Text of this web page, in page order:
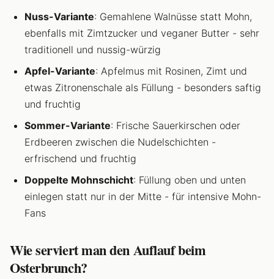
Nuss-Variante: Gemahlene Walnüsse statt Mohn,
ebenfalls mit Zimtzucker und veganer Butter - sehr
traditionell und nussig-würzig
Apfel-Variante: Apfelmus mit Rosinen, Zimt und
etwas Zitronenschale als Füllung - besonders saftig
und fruchtig
Sommer-Variante: Frische Sauerkirschen oder
Erdbeeren zwischen die Nudelschichten -
erfrischend und fruchtig
Doppelte Mohnschicht: Füllung oben und unten
einlegen statt nur in der Mitte - für intensive Mohn-
Fans
Wie serviert man den Auflauf beim
Osterbrunch?